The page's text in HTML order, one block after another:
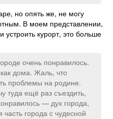
но опять же, не могу
В моем представлении,
курорт, это больше
очень понравилось.
дома. Жаль, что
проблемы на родине.
туда ещё раз съездить,
— дух города,
города с чудесной